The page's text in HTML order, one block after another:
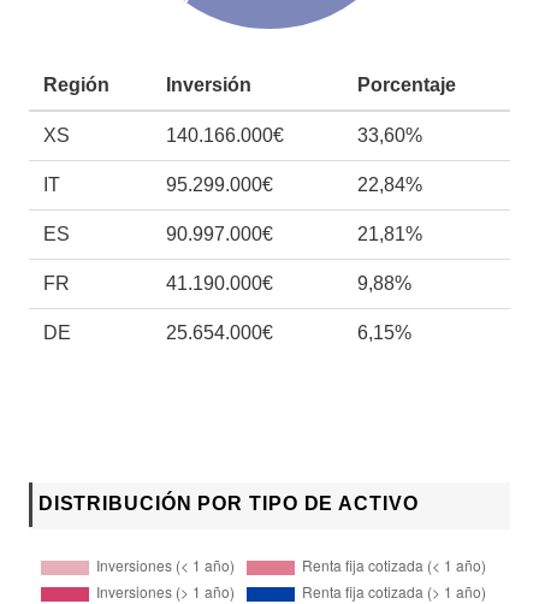
Región Inversión Porcentaje
XS 140.166.000€ 33,60%
IT 95.299.000€ 22,84%
ES 90.997.000€ 21,81%
FR 41.190.000€ 9,88%
DE 25.654.000€ 6,15%
DISTRIBUCIÓN POR TIPO DE ACTIVO